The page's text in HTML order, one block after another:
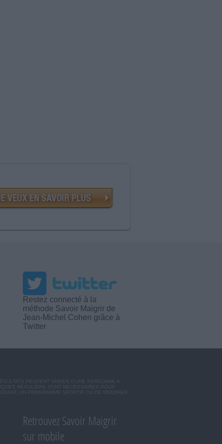
Restez connecté à la
méthode Savoir Maigrir de
Jean-Michel Cohen grâce à
Twitter
PEUVENT VARIER D'UNE PERSONNE A
RÉGULIERS SONT NÉCESSAIRES POUR
UN PROGRAMME SPORTIF OU DE MODIFIER
Retrouvez Savoir Maigrir
sur mobile